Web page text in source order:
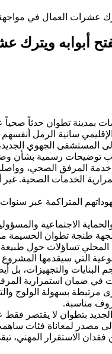
عشرات العمال في
أبوابه ويترك
بمدينة تطوان حدثاً
سانية الرمل
إلى المستشفى الجهوي
توضيحات رسمية بشأن
الخدمات الصحية.
المتراكمة
الاجتماعية
لجهة طنجة تطوان
تساؤلات حول طبيعة
التي سيقدمها المشروع
والتجهيزات، بل
في ضمان استمرارية
مرتبطة بسهولة
مناسبة.
بتطوان لا يقتصر فقط
إلى مصدر لمعاناة فئات
الاستقرار المهني،